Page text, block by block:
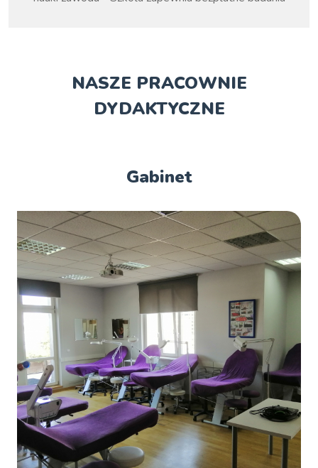
NASZE PRACOWNIE
DYDAKTYCZNE
Gabinet